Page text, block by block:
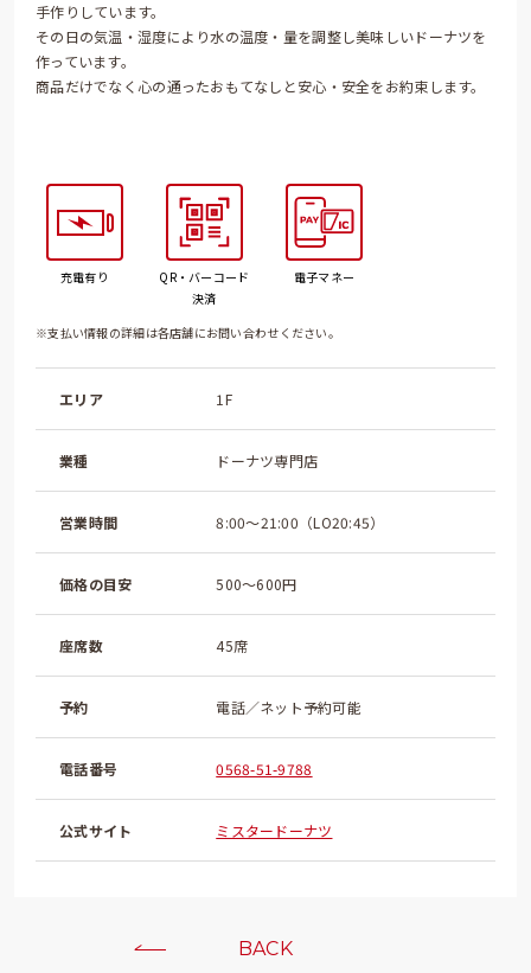
手作りしています。
その日の気温・湿度により水の温度・量を調整し美味しいドーナツを
作っています。
商品だけでなく心の通ったおもてなしと安心・安全をお約束します。
充電有り
QR・バーコード
決済
電子マネー
※支払い情報の詳細は各店舗にお問い合わせください。
エリア 1F
業種 ドーナツ専門店
営業時間 8:00～21:00（LO20:45）
価格の目安 500～600円
座席数 45席
予約 電話／ネット予約可能
電話番号 0568-51-9788
公式サイト ミスタードーナツ
BACK